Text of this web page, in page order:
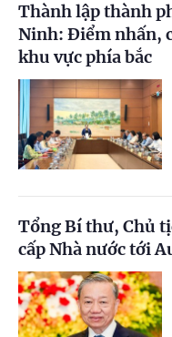
Thành lập thành
Ninh: Điểm nhấn,
khu vực phía bắc
Tổng Bí thư, Chủ
cấp Nhà nước tới